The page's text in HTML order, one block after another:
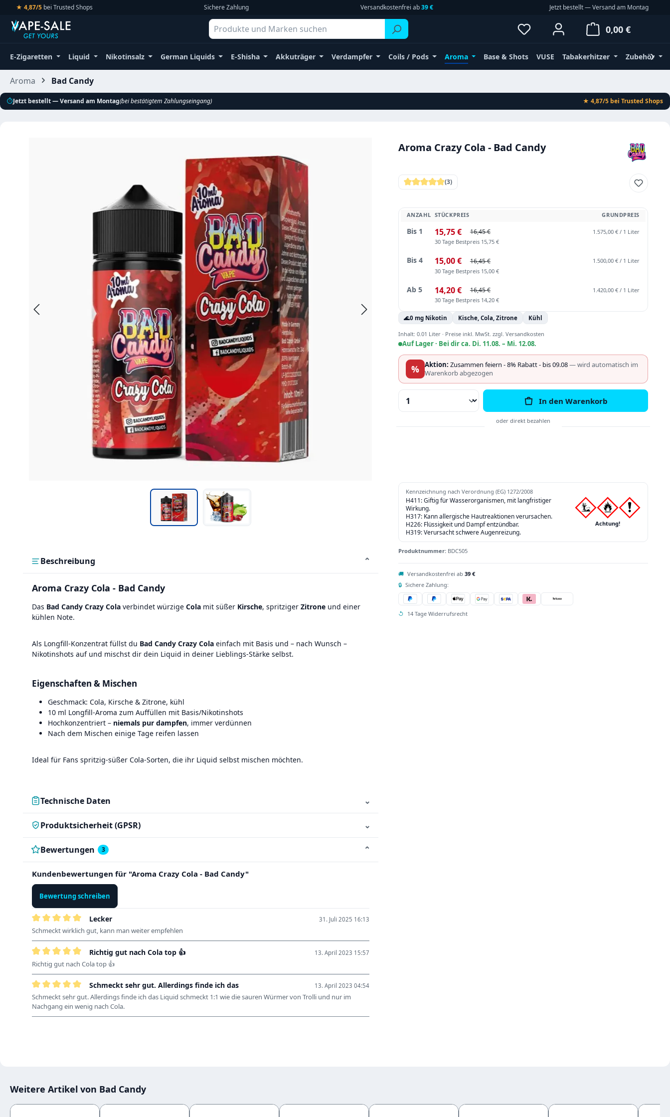
Hauptinhalt springen
Zur Suche springen
Zur Hauptnavigation springen
★ 4,87/5 bei Trusted Shops Sichere Zahlung Versandkostenfrei ab39 € Jetzt bestellt — Versand am Montag
Du hast 0 Produkte auf dem
0,00 €
E-Zigaretten Liquid Nikotinsalz German Liquids E-Shisha Akkuträger Verdampfer Coils / Pods Aroma Base & Shots VUSE Tabakerhitzer Zubehör
Aroma Bad Candy
⏱Jetzt bestellt — Versand am Montag(bei bestätigtem Zahlungseingang) ★ 4,87/5 bei Trusted Shops
Beschreibung ⌄
Aroma Crazy Cola - Bad Candy
Das Bad Candy Crazy Cola verbindet würzige Cola mit süßer Kirsche, spritziger Zitrone und einer
kühlen Note.
Als Longfill-Konzentrat füllst du Bad Candy Crazy Cola einfach mit Basis und – nach Wunsch –
Nikotinshots auf und mischst dir dein Liquid in deiner Lieblings-Stärke selbst.
Eigenschaften & Mischen
Geschmack: Cola, Kirsche & Zitrone, kühl
10 ml Longfill-Aroma zum Auffüllen mit Basis/Nikotinshots
Hochkonzentriert – niemals pur dampfen, immer verdünnen
Nach dem Mischen einige Tage reifen lassen
Ideal für Fans spritzig-süßer Cola-Sorten, die ihr Liquid selbst mischen möchten.
Technische Daten ⌄
Produktsicherheit (GPSR) ⌄
Bewertungen 3 ⌄
Kundenbewertungen für "Aroma Crazy Cola - Bad Candy"
Bewertung schreiben
31. Juli 2025 16:13
Bewertung mit 5 von 5 Sternen
Lecker
Schmeckt wirklich gut, kann man weiter empfehlen
13. April 2023 15:57
Bewertung mit 5 von 5 Sternen
Richtig gut nach Cola top 👍
Richtig gut nach Cola top 👍
13. April 2023 04:54
Bewertung mit 5 von 5 Sternen
Schmeckt sehr gut. Allerdings finde ich das
Schmeckt sehr gut. Allerdings finde ich das Liquid schmeckt 1:1 wie die sauren Würmer von Trolli und nur im
Nachgang ein wenig nach Cola.
Aroma Crazy Cola - Bad Candy
Durchschnittliche Bewertung von 5 von 5 Sternen
(3)
ANZAHL STÜCKPREIS GRUNDPREIS
Bis 1 15,75 € 16,45 €
30 Tage Bestpreis 15,75 €
1.575,00 € / 1 Liter
Bis 4 15,00 € 16,45 €
30 Tage Bestpreis 15,00 €
1.500,00 € / 1 Liter
Ab 5 14,20 € 16,45 €
30 Tage Bestpreis 14,20 €
1.420,00 € / 1 Liter
🌊0 mg Nikotin Kische, Cola, Zitrone Kühl
Inhalt: 0.01 Liter · Preise inkl. MwSt. zzgl. Versandkosten
Auf Lager · Bei dir ca. Di. 11.08. – Mi. 12.08.
% Aktion: Zusammen feiern - 8% Rabatt - bis 09.08— wird automatisch im
Warenkorb abgezogen
Produkt Anzahl: Gib den gewünschten Wert
In den Warenkorb
Kennzeichnung nach Verordnung (EG) 1272/2008
H411: Giftig für Wasserorganismen, mit langfristiger
Wirkung.
H317: Kann allergische Hautreaktionen verursachen.
H226: Flüssigkeit und Dampf entzündbar.
H319: Verursacht schwere Augenreizung.
Achtung!
Produktnummer: BDC505
🚚 Versandkostenfrei ab 39 €
🔒 Sichere Zahlung:
↺ 14 Tage Widerrufsrecht
Weitere Artikel von Bad Candy
Produktgalerie überspringen